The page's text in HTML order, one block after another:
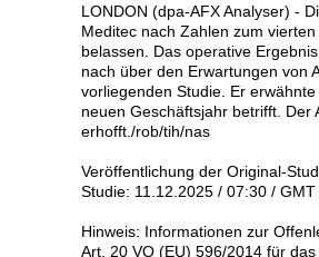
LONDON (dpa-AFX Analyser) -
Meditec nach Zahlen zum
belassen. Das operative
nach über den Erwartungen von
vorliegenden Studie. Er
neuen Geschäftsjahr betrifft. Der
erhofft./rob/tih/nas
Veröffentlichung der Original-
Studie: 11.12.2025 / 07:30 / GMT
Hinweis: Informationen zur
Art. 20 VO (EU) 596/2014 für